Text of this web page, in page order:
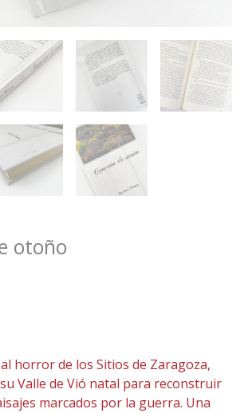
otoño
horror de los Sitios de Zaragoza,
Valle de Vió natal para reconstruir
marcados por la guerra. Una